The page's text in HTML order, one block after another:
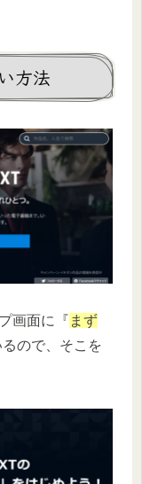
方法
画面に『 まず
ので、そこを